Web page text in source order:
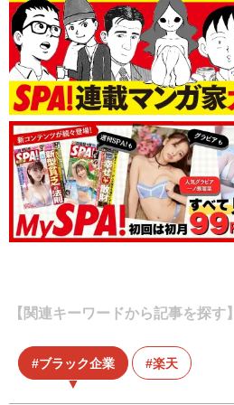
【関連キーワードから記事を探す】
ブラック企業 楽天